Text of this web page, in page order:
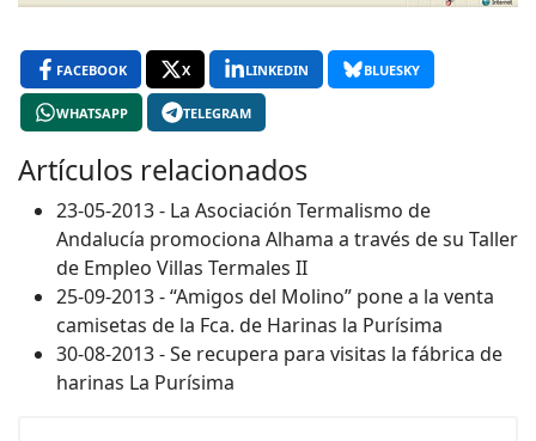
FACEBOOK X LINKEDIN BLUESKY
WHATSAPP TELEGRAM
Artículos relacionados
23-05-2013 - La Asociación Termalismo de
Andalucía promociona Alhama a través de su Taller
de Empleo Villas Termales II
25-09-2013 - “Amigos del Molino” pone a la venta
camisetas de la Fca. de Harinas la Purísima
30-08-2013 - Se recupera para visitas la fábrica de
harinas La Purísima